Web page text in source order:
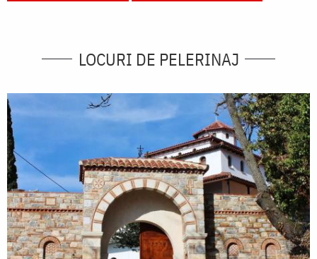
LOCURI DE PELERINAJ